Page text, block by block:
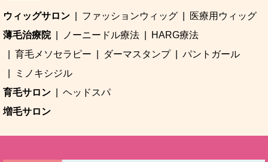
ウィッグサロン ファッションウィッグ
医療用ウィッグ
薄毛治療院
ノーニードル療法
HARG療法
育毛メソセラピー
ダーマスタンプ
パントガール
ミノキシジル
育毛サロン
ヘッドスパ
増毛サロン